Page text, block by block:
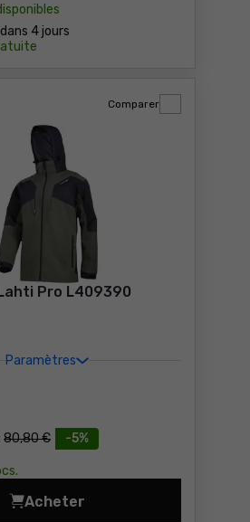
4 jours
Pro L409390
Paramètres
-5%
80,80 €
Comparer
Acheter
Veste 3en1 Lahti Pro